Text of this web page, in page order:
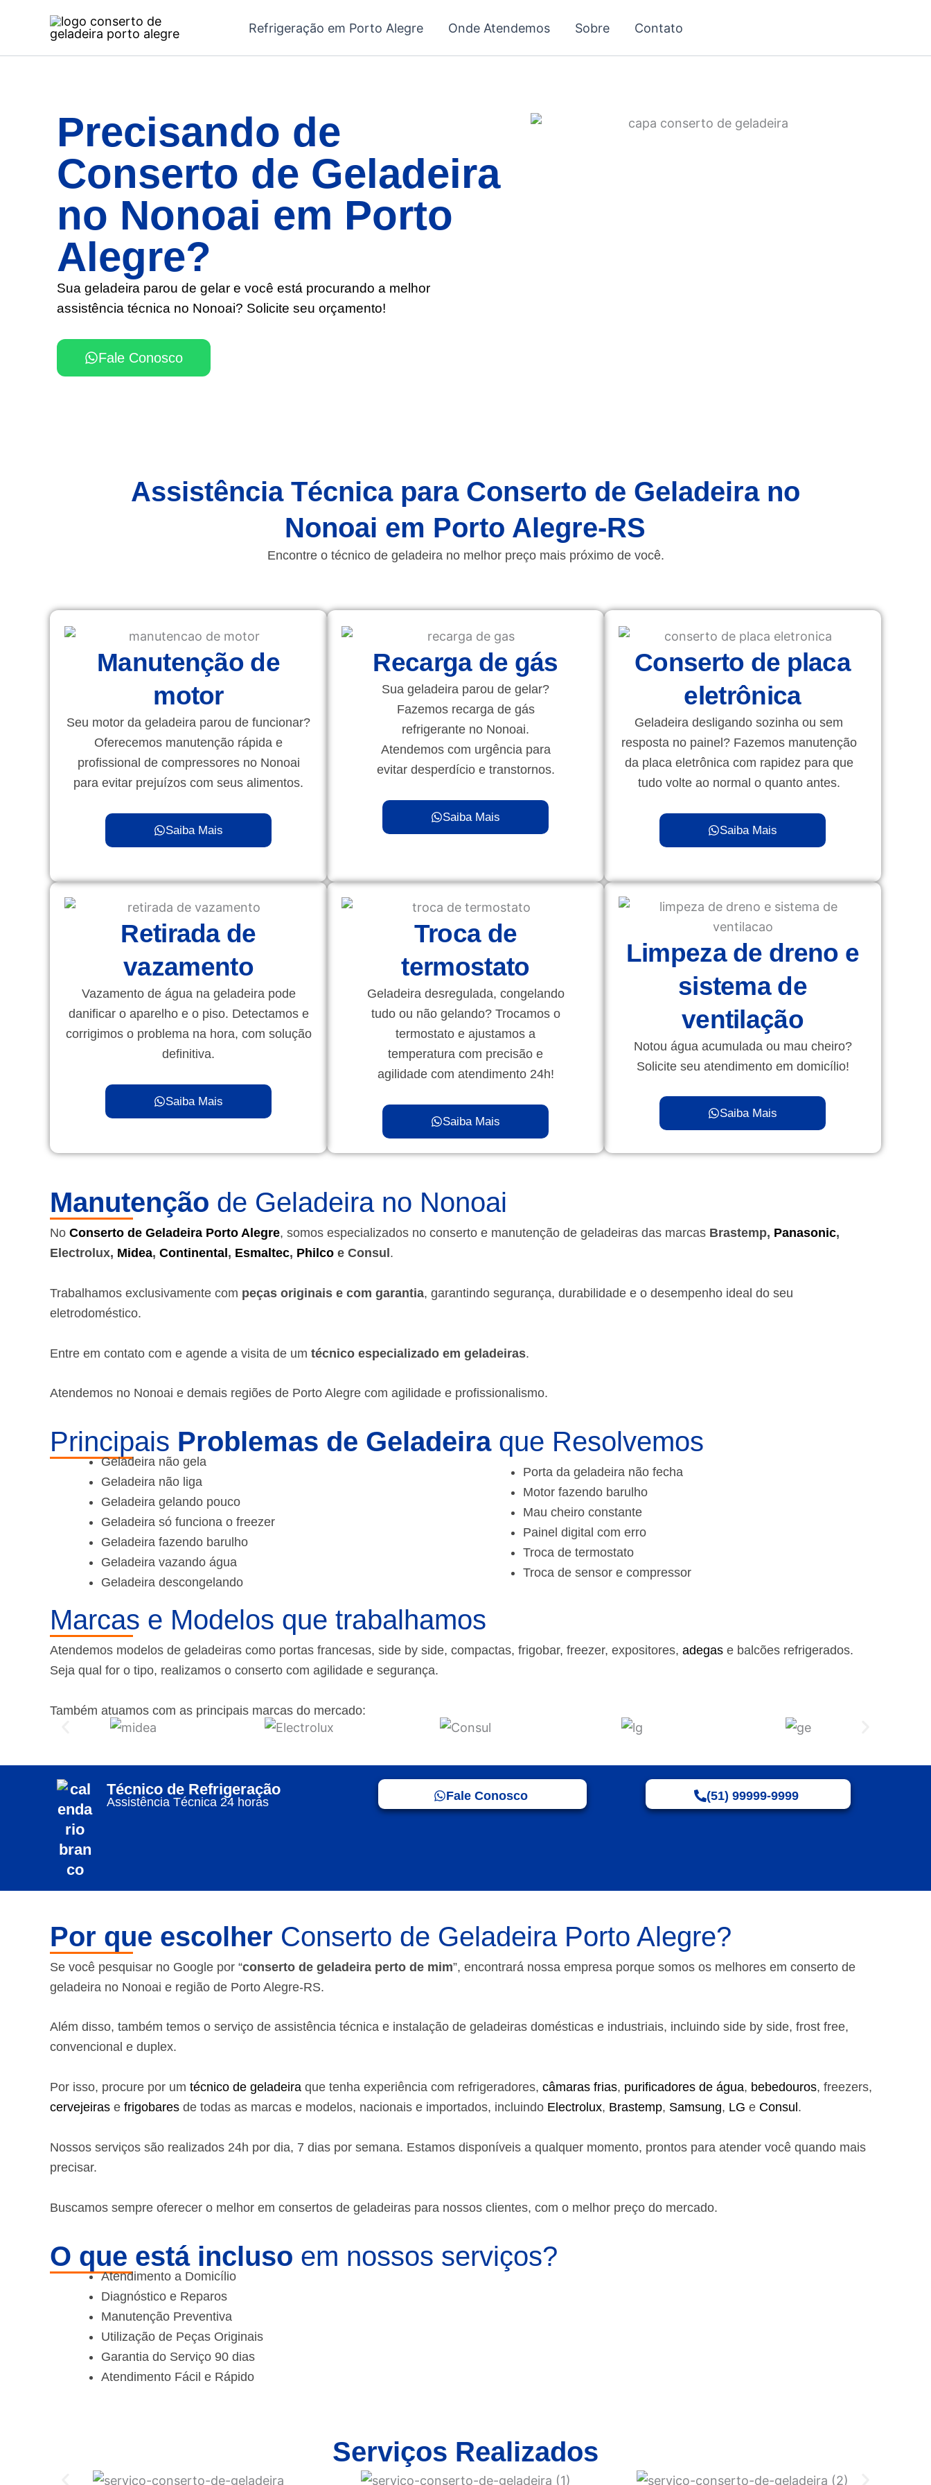
Refrigeração em Porto Alegre Onde Atendemos Sobre Contato
Precisando de
Conserto de Geladeira
no Nonoai em Porto
Alegre?
Sua geladeira parou de gelar e você está procurando a melhor
assistência técnica no Nonoai? Solicite seu orçamento!
Fale Conosco
Assistência Técnica para Conserto de Geladeira no
Nonoai em Porto Alegre-RS
Encontre o técnico de geladeira no melhor preço mais próximo de você.
Manutenção de
motor
Seu motor da geladeira parou de funcionar?
Oferecemos manutenção rápida e
profissional de compressores no Nonoai
para evitar prejuízos com seus alimentos.
Saiba Mais
Recarga de gás
Sua geladeira parou de gelar?
Fazemos recarga de gás
refrigerante no Nonoai.
Atendemos com urgência para
evitar desperdício e transtornos.
Saiba Mais
Conserto de placa
eletrônica
Geladeira desligando sozinha ou sem
resposta no painel? Fazemos manutenção
da placa eletrônica com rapidez para que
tudo volte ao normal o quanto antes.
Saiba Mais
Retirada de
vazamento
Vazamento de água na geladeira pode
danificar o aparelho e o piso. Detectamos e
corrigimos o problema na hora, com solução
definitiva.
Saiba Mais
Troca de
termostato
Geladeira desregulada, congelando
tudo ou não gelando? Trocamos o
termostato e ajustamos a
temperatura com precisão e
agilidade com atendimento 24h!
Saiba Mais
Limpeza de dreno e
sistema de
ventilação
Notou água acumulada ou mau cheiro?
Solicite seu atendimento em domicílio!
Saiba Mais
Manutenção de Geladeira no Nonoai
No Conserto de Geladeira Porto Alegre, somos especializados no conserto e manutenção de geladeiras das marcas Brastemp, Panasonic,
Electrolux, Midea, Continental, Esmaltec, Philco e Consul.
Trabalhamos exclusivamente com peças originais e com garantia, garantindo segurança, durabilidade e o desempenho ideal do seu
eletrodoméstico.
Entre em contato com e agende a visita de um técnico especializado em geladeiras.
Atendemos no Nonoai e demais regiões de Porto Alegre com agilidade e profissionalismo.
Principais Problemas de Geladeiraque Resolvemos
Geladeira não gela
Geladeira não liga
Geladeira gelando pouco
Geladeira só funciona o freezer
Geladeira fazendo barulho
Geladeira vazando água
Geladeira descongelando
Porta da geladeira não fecha
Motor fazendo barulho
Mau cheiro constante
Painel digital com erro
Troca de termostato
Troca de sensor e compressor
Marcas e Modelos que trabalhamos
Atendemos modelos de geladeiras como portas francesas, side by side, compactas, frigobar, freezer, expositores, adegas e balcões refrigerados.
Seja qual for o tipo, realizamos o conserto com agilidade e segurança.
Também atuamos com as principais marcas do mercado:
Técnico de Refrigeração
Assistência Técnica 24 horas Fale Conosco (51) 99999-9999
Por que escolher Conserto de Geladeira Porto Alegre?
Se você pesquisar no Google por “conserto de geladeira perto de mim”, encontrará nossa empresa porque somos os melhores em conserto de
geladeira no Nonoai e região de Porto Alegre-RS.
Além disso, também temos o serviço de assistência técnica e instalação de geladeiras domésticas e industriais, incluindo side by side, frost free,
convencional e duplex.
Por isso, procure por um técnico de geladeira que tenha experiência com refrigeradores, câmaras frias, purificadores de água, bebedouros, freezers,
cervejeiras e frigobares de todas as marcas e modelos, nacionais e importados, incluindo Electrolux, Brastemp, Samsung, LG e Consul .
Nossos serviços são realizados 24h por dia, 7 dias por semana. Estamos disponíveis a qualquer momento, prontos para atender você quando mais
precisar.
Buscamos sempre oferecer o melhor em consertos de geladeiras para nossos clientes, com o melhor preço do mercado.
O que está incluso em nossos serviços?
Atendimento a Domicílio
Diagnóstico e Reparos
Manutenção Preventiva
Utilização de Peças Originais
Garantia do Serviço 90 dias
Atendimento Fácil e Rápido
Serviços Realizados